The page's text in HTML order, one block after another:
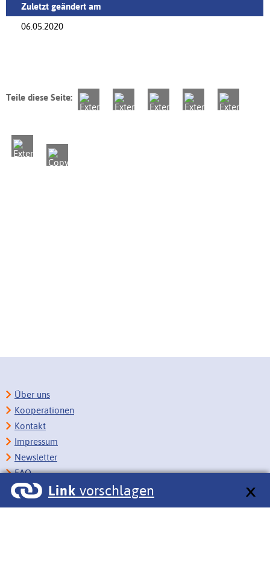
Zuletzt geändert am
06.05.2020
Teile diese Seite:
Link vorschlagen
Über uns
Kooperationen
Kontakt
Impressum
Newsletter
FAQ
Copyright